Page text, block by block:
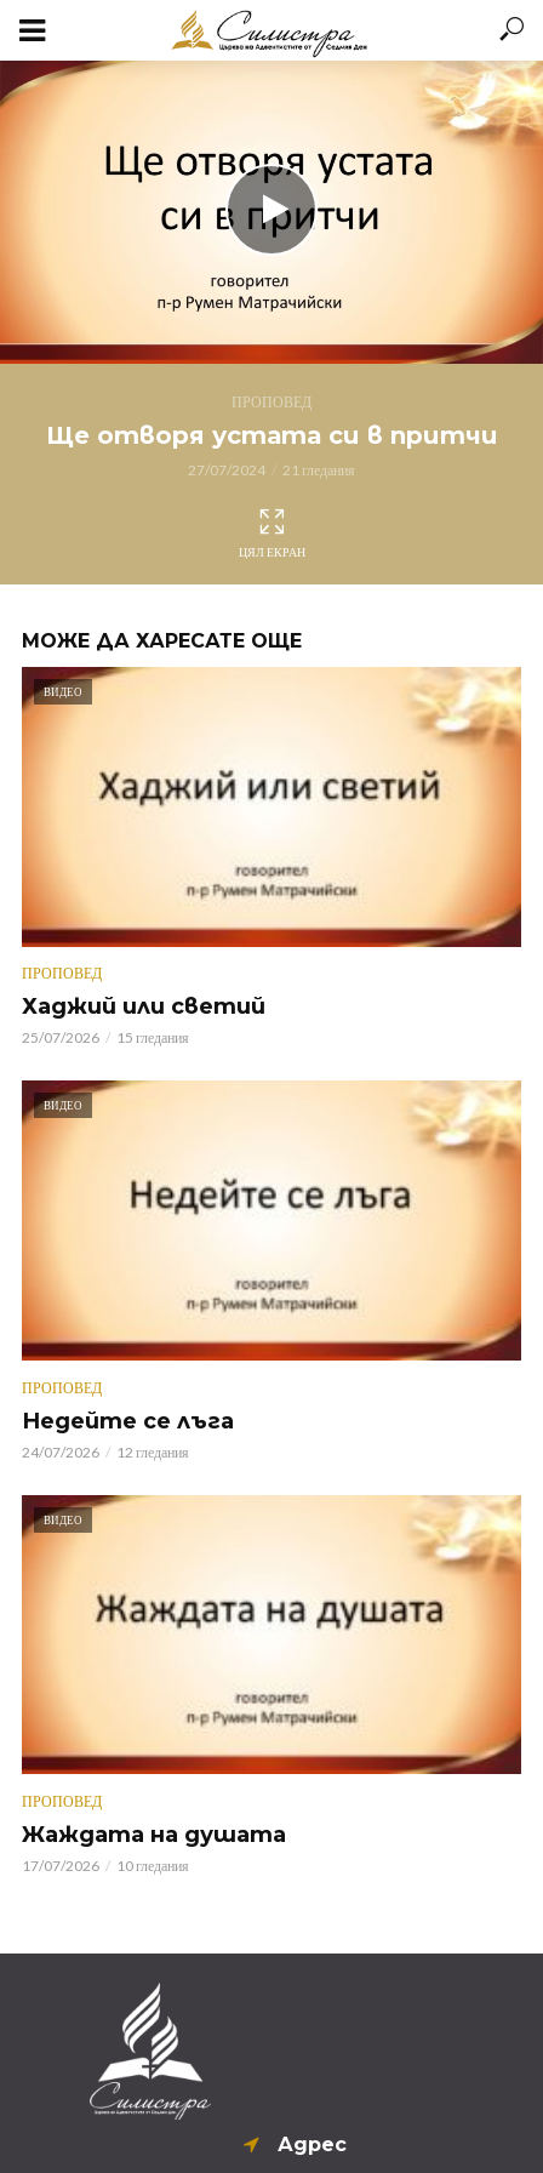
ПРОПОВЕД
Ще отворя устата си в притчи
27/07/2024 21 гледания
ЦЯЛ ЕКРАН
МОЖЕ ДА ХАРЕСАТЕ ОЩЕ
ВИДЕО
ПРОПОВЕД
Хаджий или светий
25/07/2026 15 гледания
ВИДЕО
ПРОПОВЕД
Недейте се лъга
24/07/2026 12 гледания
ВИДЕО
ПРОПОВЕД
Жаждата на душата
17/07/2026 10 гледания
Адрес